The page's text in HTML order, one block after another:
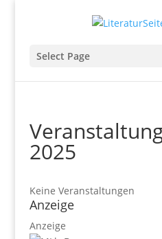
Select Page
2025
Keine Veranstaltungen
Anzeige
Anzeige